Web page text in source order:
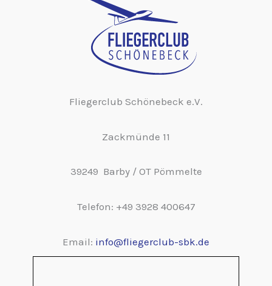
Fliegerclub Schönebeck e.V.
Zackmünde 11
39249 Barby / OT Pömmelte
Telefon: +49 3928 400647
Email: info@fliegerclub-sbk.de